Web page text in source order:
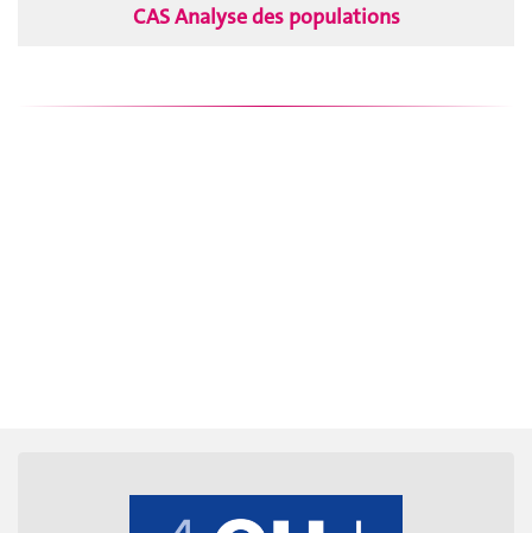
CAS Analyse des populations